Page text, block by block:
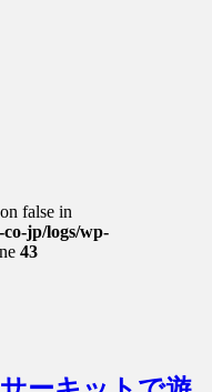
false in
jp/logs/wp-
43